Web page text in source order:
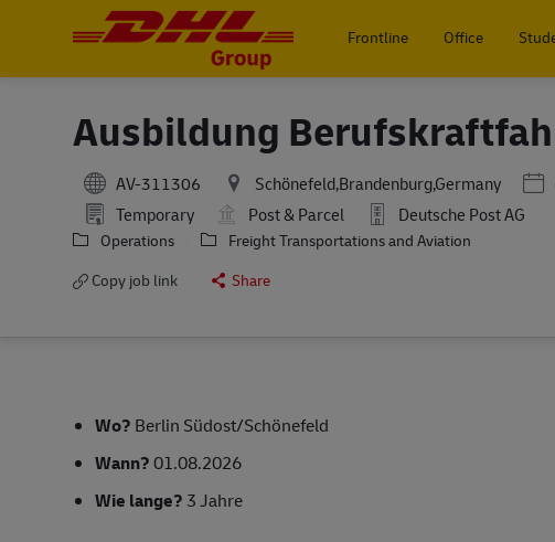
Frontline
Office
Ausbildung
AV-311306 Schönefeld,Brandenburg,Germany
Temporary
Post & Parcel Deutsche Post AG
Operations
Freight Transportations and Aviation
Copy job link
Share
Wo? Berlin Südost/Schönefeld
Wann?01.08.2026
Wie lange? 3 Jahre